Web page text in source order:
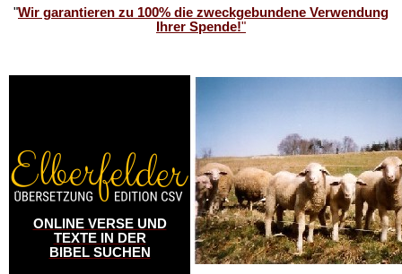
"Wir garantieren zu 100% die zweckgebundene Verwendung
Ihrer Spende!"
ONLINE VERSE UND
TEXTE IN DER
BIBEL SUCHEN